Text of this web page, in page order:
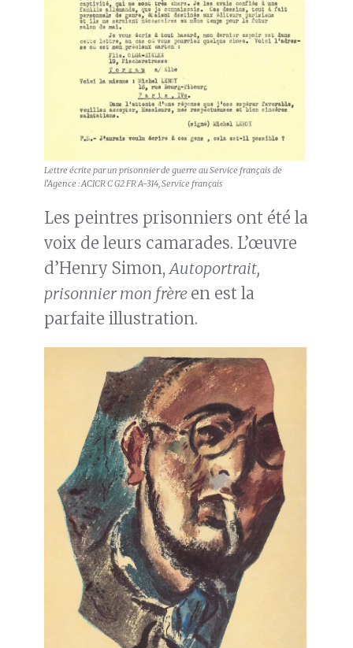
Lettre écrite par un prisonnier de guerre au Service français de
l’Agence : ACICR C G2 FR A-314, Service français
Les peintres prisonniers ont été la
voix de leurs camarades. L’œuvre
d’Henry Simon,Autoportrait,
prisonnier mon frère en est la
parfaite illustration.